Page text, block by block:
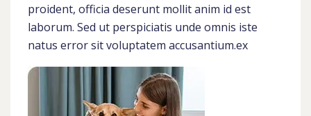
proident, officia deserunt mollit anim id est
laborum. Sed ut perspiciatis unde omnis iste
natus error sit voluptatem accusantium.ex